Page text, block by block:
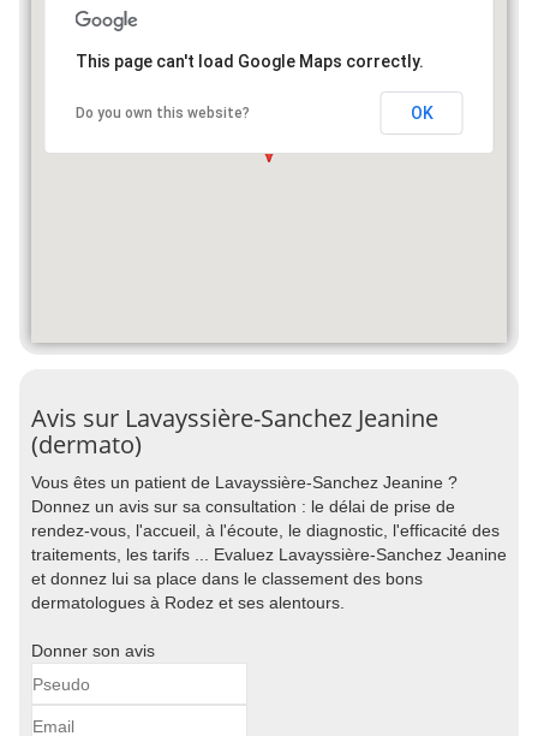
This page can't load Google Maps correctly.
Do you own this website? OK
Avis sur Lavayssière-Sanchez Jeanine
(dermato)
Vous êtes un patient de Lavayssière-Sanchez Jeanine ?
Donnez un avis sur sa consultation : le délai de prise de
rendez-vous, l'accueil, à l'écoute, le diagnostic, l'efficacité des
traitements, les tarifs ... Evaluez Lavayssière-Sanchez Jeanine
et donnez lui sa place dans le classement des bons
dermatologues à Rodez et ses alentours.
Donner son avis